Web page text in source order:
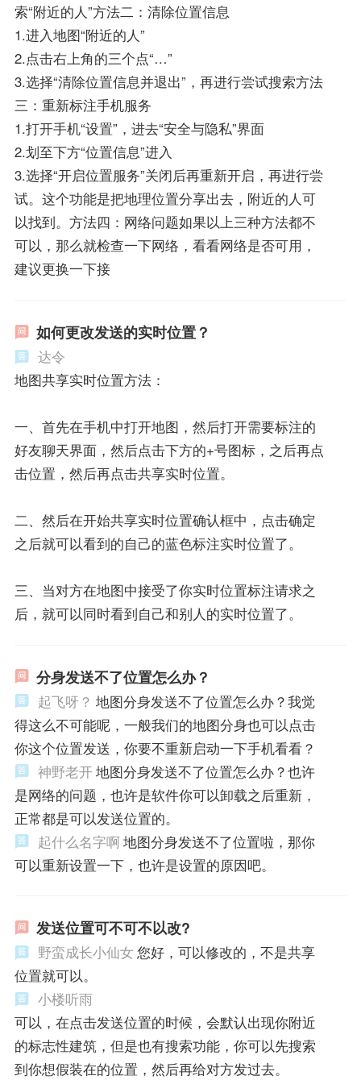
索“附近的人”方法二：清除位置信息
1.进入地图“附近的人”
2.点击右上角的三个点“…”
3.选择“清除位置信息并退出”，再进行尝试搜索方法
三：重新标注手机服务
1.打开手机“设置”，进去“安全与隐私”界面
2.划至下方“位置信息”进入
3.选择“开启位置服务”关闭后再重新开启，再进行尝
试。这个功能是把地理位置分享出去，附近的人可
以找到。方法四：网络问题如果以上三种方法都不
可以，那么就检查一下网络，看看网络是否可用，
建议更换一下接
如何更改发送的实时位置？
达令
地图共享实时位置方法：
一、首先在手机中打开地图，然后打开需要标注的
好友聊天界面，然后点击下方的+号图标，之后再点
击位置，然后再点击共享实时位置。
二、然后在开始共享实时位置确认框中，点击确定
之后就可以看到的自己的蓝色标注实时位置了。
三、当对方在地图中接受了你实时位置标注请求之
后，就可以同时看到自己和别人的实时位置了。
分身发送不了位置怎么办？
起飞呀？ 地图分身发送不了位置怎么办？我觉
得这么不可能呢，一般我们的地图分身也可以点击
你这个位置发送，你要不重新启动一下手机看看？
神野老开地图分身发送不了位置怎么办？也许
是网络的问题，也许是软件你可以卸载之后重新，
正常都是可以发送位置的。
起什么名字啊地图分身发送不了位置啦，那你
可以重新设置一下，也许是设置的原因吧。
发送位置可不可不以改?
野蛮成长小仙女您好，可以修改的，不是共享
位置就可以。
小楼听雨
可以，在点击发送位置的时候，会默认出现你附近
的标志性建筑，但是也有搜索功能，你可以先搜索
到你想假装在的位置，然后再给对方发过去。